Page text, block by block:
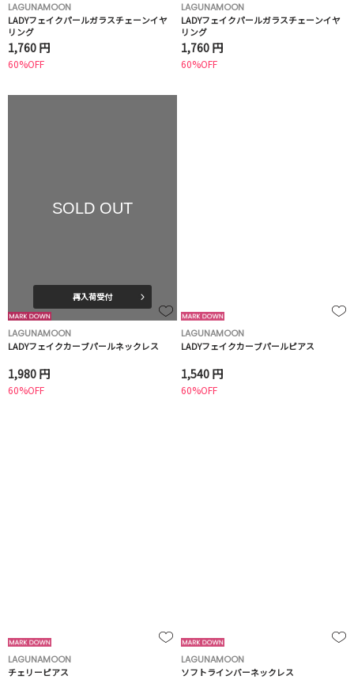
LAGUNAMOON
LADYフェイクパールガラスチェーンイヤ
リング
1,760 円
60%OFF
LAGUNAMOON
LADYフェイクパールガラスチェーンイヤ
リング
1,760 円
60%OFF
SOLD OUT
再入荷受付
LAGUNAMOON
LADYフェイクカーブパールネックレス
1,980 円
60%OFF
LAGUNAMOON
LADYフェイクカーブパールピアス
1,540 円
60%OFF
LAGUNAMOON
チェリーピアス
LAGUNAMOON
ソフトラインバーネックレス